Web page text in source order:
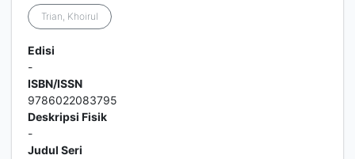
Trian, Khoirul
Edisi
-
ISBN/ISSN
9786022083795
Deskripsi Fisik
-
Judul Seri